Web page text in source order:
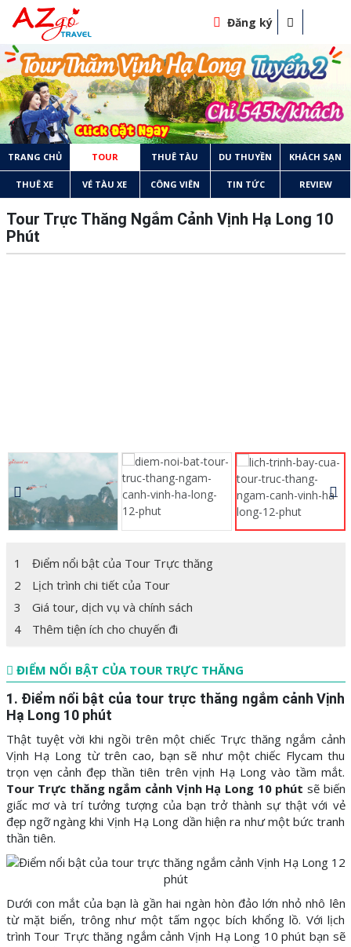
Đăng ký
TRANG CHỦ TOUR THUÊ TÀU DU THUYỀN KHÁCH SẠN
THUÊ XE VÉ TÀU XE CÔNG VIÊN TIN TỨC REVIEW
Tour Trực Thăng Ngắm Cảnh Vịnh Hạ Long 10
Phút
1
Điểm nổi bật của Tour Trực thăng
2
Lịch trình chi tiết của Tour
3
Giá tour, dịch vụ và chính sách
4
Thêm tiện ích cho chuyến đi
ĐIỂM NỔI BẬT CỦA TOUR TRỰC THĂNG
1. Điểm nổi bật của tour trực thăng ngắm cảnh Vịnh
Hạ Long 10 phút
Thật tuyệt vời khi ngồi trên một chiếc Trực thăng ngắm cảnh
Vịnh Hạ Long từ trên cao, bạn sẽ như một chiếc Flycam thu
trọn vẹn cảnh đẹp thần tiên trên vịnh Hạ Long vào tầm mắt.
Tour Trực thăng ngắm cảnh Vịnh Hạ Long 10 phút sẽ biến
giấc mơ và trí tưởng tượng của bạn trở thành sự thật với vẻ
đẹp ngỡ ngàng khi Vịnh Hạ Long dần hiện ra như một bức tranh
thần tiên.
Dưới con mắt của bạn là gần hai ngàn hòn đảo lớn nhỏ nhô lên
từ mặt biển, trông như một tấm ngọc bích khổng lồ. Với lịch
trình Tour Trực thăng ngắm cảnh Vịnh Hạ Long 10 phút bạn sẽ